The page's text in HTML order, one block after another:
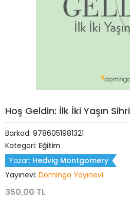
Hoş Geldin: İlk İki Yaşın Sihri
Barkod: 9786051981321
Kategori: Eğitim
Yazar: Hedvig Montgomery
Yayınevi: Domingo Yayınevi
350,00 TL